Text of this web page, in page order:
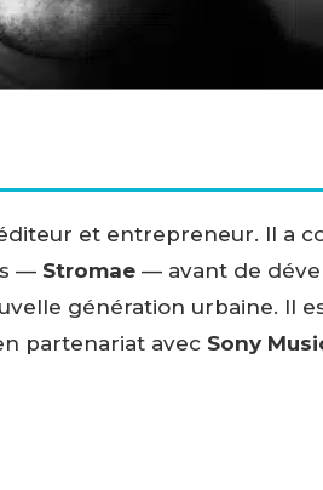
et entrepreneur. Il a
— Stromae — avant de
génération urbaine. Il
partenariat avec Sony